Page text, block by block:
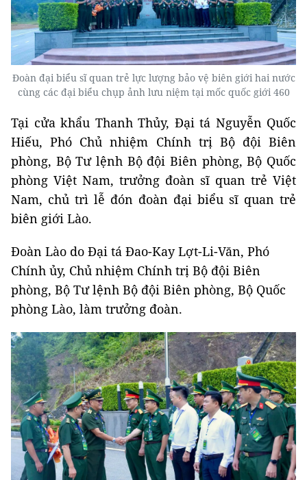
Đoàn đại biểu sĩ quan trẻ lực lượng bảo vệ biên giới hai nước
cùng các đại biểu chụp ảnh lưu niệm tại mốc quốc giới 460
Tại cửa khẩu Thanh Thủy, Đại tá Nguyễn Quốc
Hiếu, Phó Chủ nhiệm Chính trị Bộ đội Biên
phòng, Bộ Tư lệnh Bộ đội Biên phòng, Bộ Quốc
phòng Việt Nam, trưởng đoàn sĩ quan trẻ Việt
Nam, chủ trì lễ đón đoàn đại biểu sĩ quan trẻ
biên giới Lào.
Đoàn Lào do Đại tá Đao-Kay Lợt-Li-Văn, Phó
Chính ủy, Chủ nhiệm Chính trị Bộ đội Biên
phòng, Bộ Tư lệnh Bộ đội Biên phòng, Bộ Quốc
phòng Lào, làm trưởng đoàn.